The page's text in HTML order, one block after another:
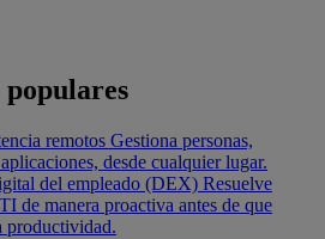
populares
remotos Gestiona personas,
desde cualquier lugar.
del empleado (DEX) Resuelve
de manera proactiva antes de que
productividad.